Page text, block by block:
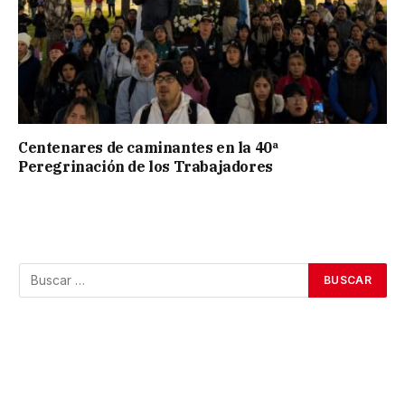
Centenares de caminantes en la 40ª
Peregrinación de los Trabajadores